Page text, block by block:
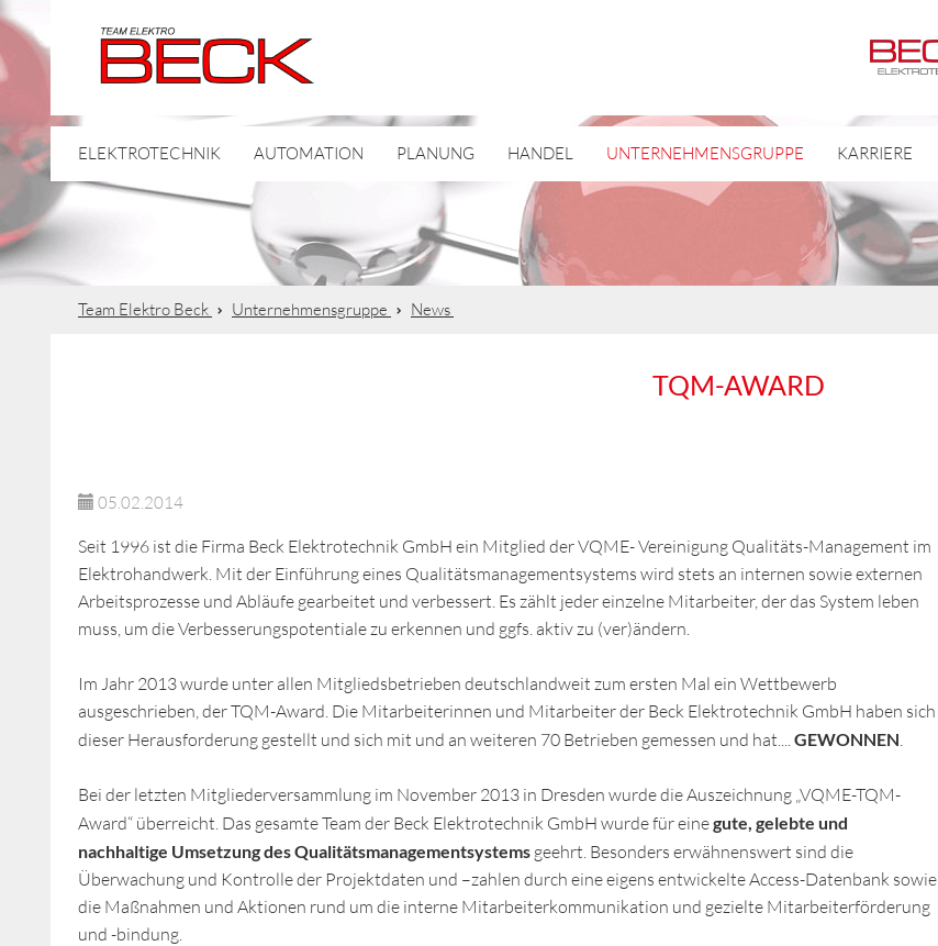
ELEKTROTECHNIK AUTOMATION PLANUNG HANDEL UNTERNEHMENSGRUPPE KARRIERE
Team Elektro Beck Unternehmensgruppe News
TQM-AWARD
05.02.2014
Seit 1996 ist die Firma Beck Elektrotechnik GmbH ein Mitglied der VQME- Vereinigung Qualitäts-Management im
Elektrohandwerk. Mit der Einführung eines Qualitätsmanagementsystems wird stets an internen sowie externen
Arbeitsprozesse und Abläufe gearbeitet und verbessert. Es zählt jeder einzelne Mitarbeiter, der das System leben
muss, um die Verbesserungspotentiale zu erkennen und ggfs. aktiv zu (ver)ändern.
Im Jahr 2013 wurde unter allen Mitgliedsbetrieben deutschlandweit zum ersten Mal ein Wettbewerb
ausgeschrieben, der TQM-Award. Die Mitarbeiterinnen und Mitarbeiter der Beck Elektrotechnik GmbH haben sich
dieser Herausforderung gestellt und sich mit und an weiteren 70 Betrieben gemessen und hat....GEWONNEN.
Bei der letzten Mitgliederversammlung im November 2013 in Dresden wurde die Auszeichnung „VQME-TQM-
Award“ überreicht. Das gesamte Team der Beck Elektrotechnik GmbH wurde für einegute, gelebte und
nachhaltige Umsetzung des Qualitätsmanagementsystems geehrt. Besonders erwähnenswert sind die
Überwachung und Kontrolle der Projektdaten und –zahlen durch eine eigens entwickelte Access-Datenbank sowie
die Maßnahmen und Aktionen rund um die interne Mitarbeiterkommunikation und gezielte Mitarbeiterförderung
und -bindung.